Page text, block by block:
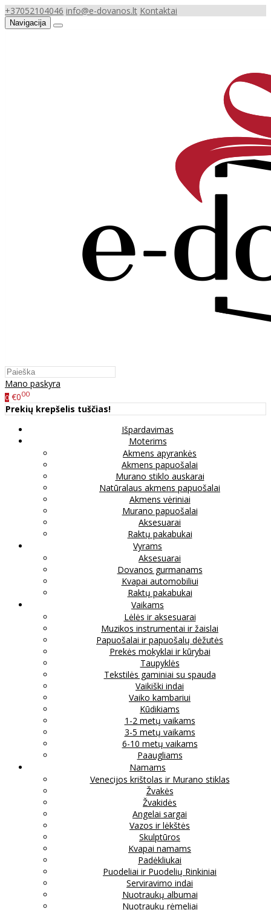
+37052104046 info@e-dovanos.lt Kontaktai
Navigacija
Mano paskyra
0 €000
Prekių krepšelis tuščias!
Išpardavimas
Moterims
Akmens apyrankės
Akmens papuošalai
Murano stiklo auskarai
Natūralaus akmens papuošalai
Akmens vėriniai
Murano papuošalai
Aksesuarai
Raktų pakabukai
Vyrams
Aksesuarai
Dovanos gurmanams
Kvapai automobiliui
Raktų pakabukai
Vaikams
Lėlės ir aksesuarai
Muzikos instrumentai ir žaislai
Papuošalai ir papuošalų dėžutės
Prekės mokyklai ir kūrybai
Taupyklės
Tekstilės gaminiai su spauda
Vaikiški indai
Vaiko kambariui
Kūdikiams
1-2 metų vaikams
3-5 metų vaikams
6-10 metų vaikams
Paaugliams
Namams
Venecijos krištolas ir Murano stiklas
Žvakės
Žvakidės
Angelai sargai
Vazos ir lėkštės
Skulptūros
Kvapai namams
Padėkliukai
Puodeliai ir Puodelių Rinkiniai
Serviravimo indai
Nuotraukų albumai
Nuotraukų rėmeliai